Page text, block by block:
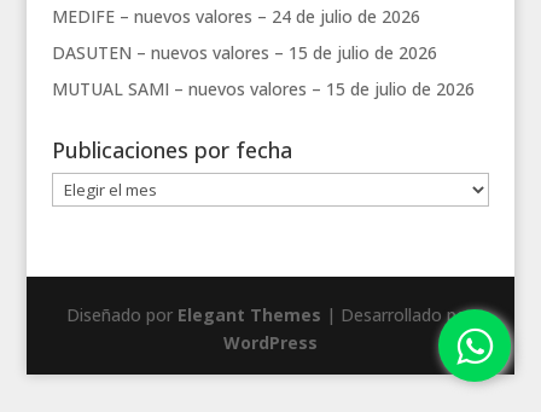
MEDIFE – nuevos valores – 24 de julio de 2026
DASUTEN – nuevos valores – 15 de julio de 2026
MUTUAL SAMI – nuevos valores – 15 de julio de 2026
Publicaciones por fecha
Publicaciones
por
Diseñado por Elegant Themes | Desarrollado por
WordPress